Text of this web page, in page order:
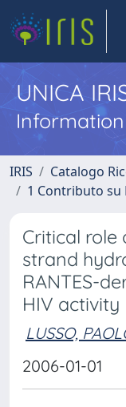
UNICA
IRIS
Catalogo
1 Contributo su
Critical role
strand
RANTES-
HIV activity
LUSSO,
2006-01-01